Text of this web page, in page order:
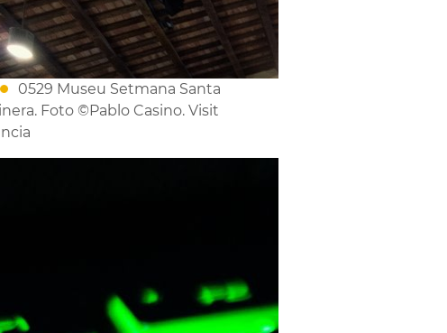
0529 Museu Setmana Santa
Foto ©Pablo Casino. Visit